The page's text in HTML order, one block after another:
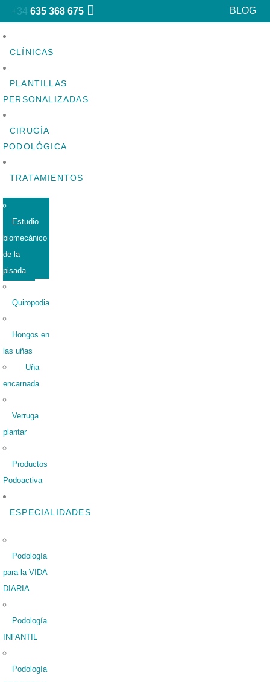
+34 635 368 675 BLOG
CLÍNICAS
PLANTILLAS
PERSONALIZADAS
CIRUGÍA
PODOLÓGICA
TRATAMIENTOS
Estudio
biomecánico
de la
pisada
Quiropodia
Hongos en
las uñas
Uña
encarnada
Verruga
plantar
Productos
Podoactiva
ESPECIALIDADES
Podología
para la VIDA
DIARIA
Podología
INFANTIL
Podología